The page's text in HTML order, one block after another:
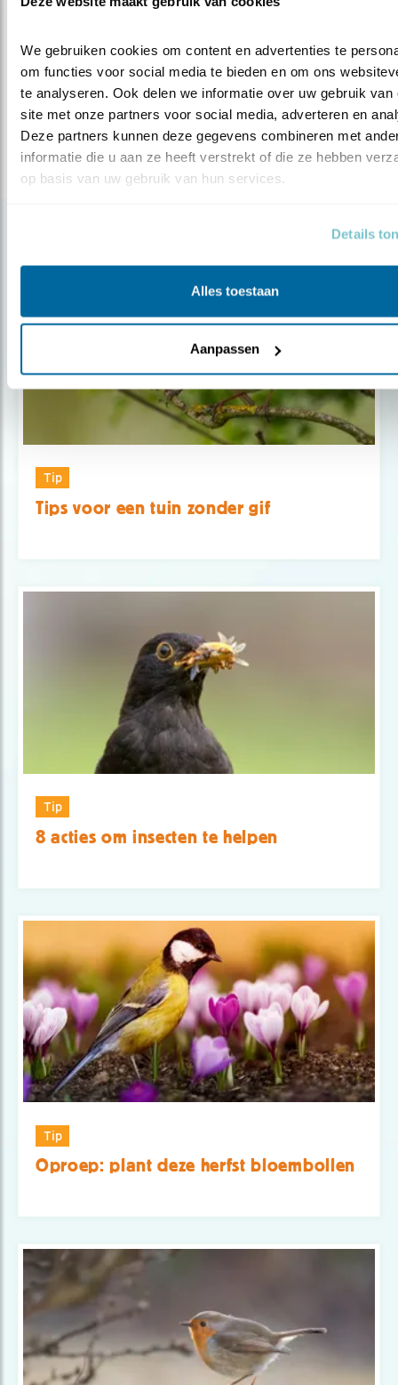
We gebruiken cookies om content en advertenties te
om functies voor social media te bieden en om ons
te analyseren. Ook delen we informatie over uw gebruik van
site met onze partners voor social media, adverteren en
Deze partners kunnen deze gegevens combineren met
informatie die u aan ze heeft verstrekt of die ze hebben
op basis van uw gebruik van hun services.
Details
Alles toestaan
Aanpassen
insecten bloemen tuinvogels
jeanetvanzoelen
tuintip
tuininrichting vogeltuin biologisch
Deel dit bericht
Tip
Tips voor een tuin zonder gif
Tip
8 acties om insecten te helpen
Tip
Oproep: plant deze herfst bloembollen